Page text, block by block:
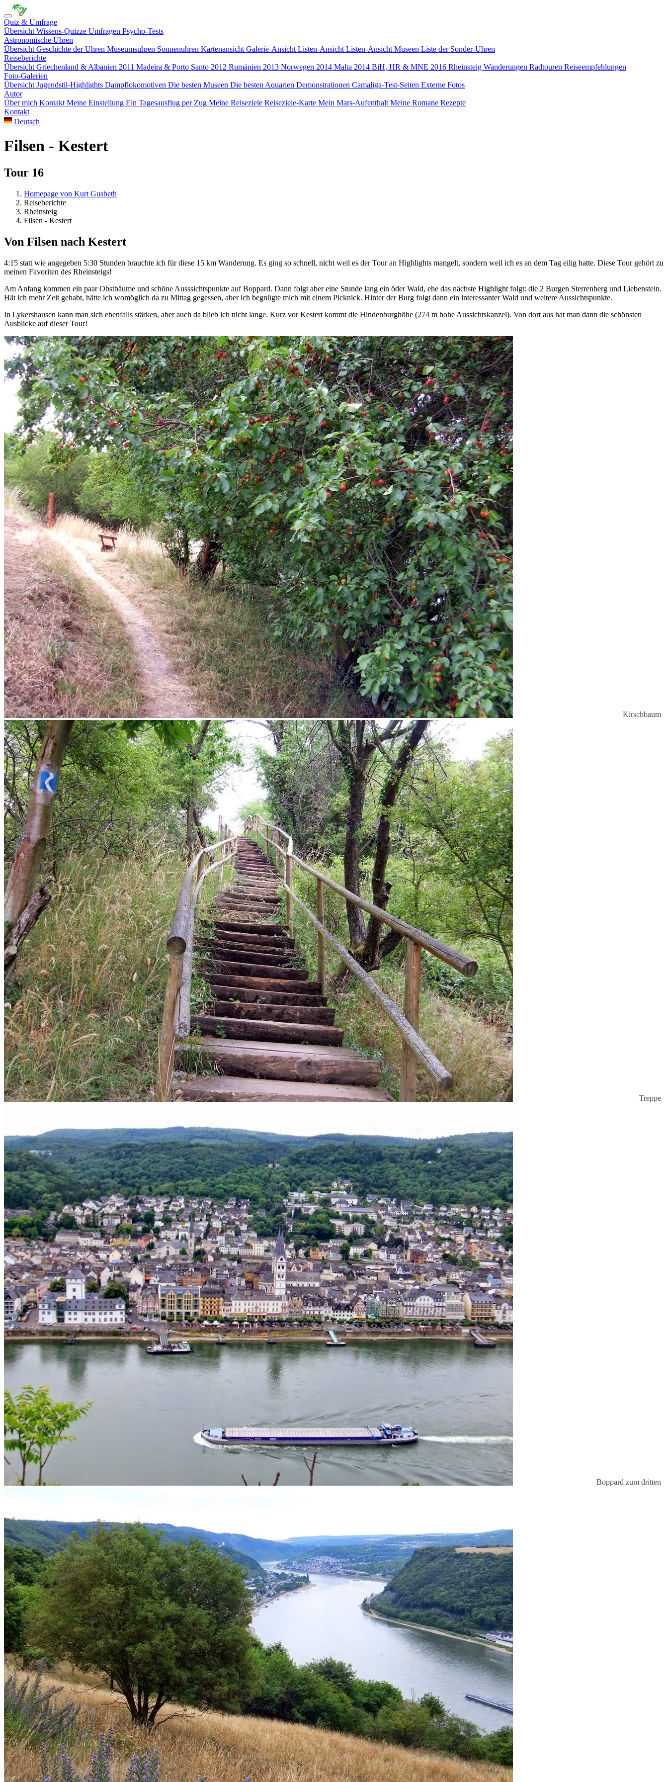
Quiz & Umfrage
Übersicht Wissens-Quizze Umfragen Psycho-Tests
Astronomische Uhren
Übersicht Geschichte der Uhren Museumsuhren Sonnenuhren Kartenansicht Galerie-Ansicht Listen-Ansicht Listen-Ansicht Museen Liste der Sonder-Uhren
Reiseberichte
Übersicht Griechenland & Albanien 2011 Madeira & Porto Santo 2012 Rumänien 2013 Norwegen 2014 Malta 2014 BiH, HR & MNE 2016 Rheinsteig Wanderungen Radtouren Reiseempfehlungen
Foto-Galerien
Übersicht Jugendstil-Highlights Dampflokomotiven Die besten Museen Die besten Aquarien Demonstrationen Camaliga-Test-Seiten Externe Fotos
Autor
Über mich Kontakt Meine Einstellung Ein Tagesausflug per Zug Meine Reiseziele Reiseziele-Karte Mein Mars-Aufenthalt Meine Romane Rezepte
Kontakt
Deutsch
Filsen - Kestert
Tour 16
Homepage von Kurt Gusbeth
Reiseberichte
Rheinsteig
Filsen - Kestert
Von Filsen nach Kestert
4:15 statt wie angegeben 5:30 Stunden brauchte ich für diese 15 km Wanderung. Es ging so schnell, nicht weil es der Tour an Highlights mangelt, sondern weil ich es an dem Tag eilig hatte. Diese Tour gehört zu
meinen Favoriten des Rheinsteigs!
Am Anfang kommen ein paar Obstbäume und schöne Ausssichtspunkte auf Boppard. Dann folgt aber eine Stunde lang ein öder Wald, ehe das nächste Highlight folgt: die 2 Burgen Sterrenberg und Liebenstein.
Hät ich mehr Zeit gehabt, hätte ich womöglich da zu Mittag gegessen, aber ich begnügte mich mit einem Picknick. Hinter der Burg folgt dann ein interessanter Wald und weitere Aussichtspunkte.
In Lykershausen kann man sich ebenfalls stärken, aber auch da blieb ich nicht lange. Kurz vor Kestert kommt die Hindenburghöhe (274 m hohe Aussichtskanzel). Von dort aus hat man dann die schönsten
Ausblicke auf dieser Tour!
Kirschbaum
Treppe
Boppard zum dritten